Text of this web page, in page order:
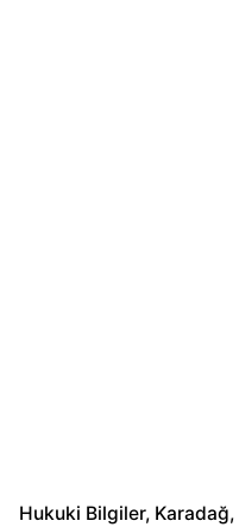
Hukuki Bilgiler Karadağ